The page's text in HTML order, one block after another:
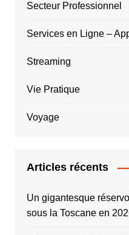
Secteur Professionnel
Services en Ligne –
Streaming
Vie Pratique
Voyage
Articles récents
Un gigantesque
sous la Toscane en